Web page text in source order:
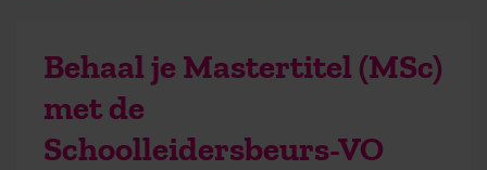
Behaal je Mastertitel (MSc)
met de
Schoolleidersbeurs-VO